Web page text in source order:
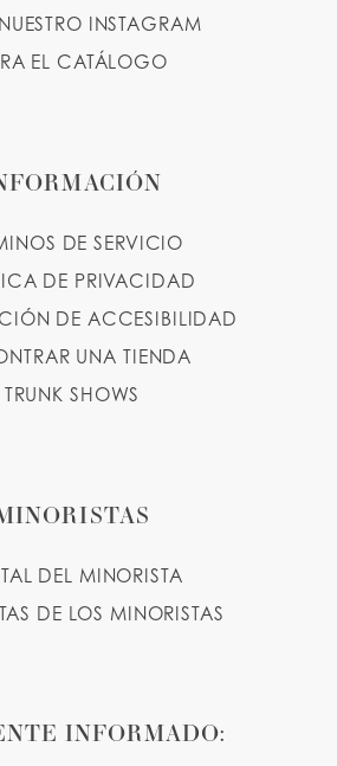
INSTAGRAM
EL CATÁLOGO
DE SERVICIO
DE PRIVACIDAD
DE ACCESIBILIDAD
UNA TIENDA
TRUNK SHOWS
DEL MINORISTA
DE LOS MINORISTAS
INFORMADO: